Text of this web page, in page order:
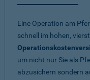
Eine Operation am
schnell im hohen,
um nicht nur Sie als
abzusichern sondern